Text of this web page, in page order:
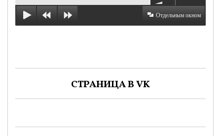
Отдельным окном
СТРАНИЦА В VK